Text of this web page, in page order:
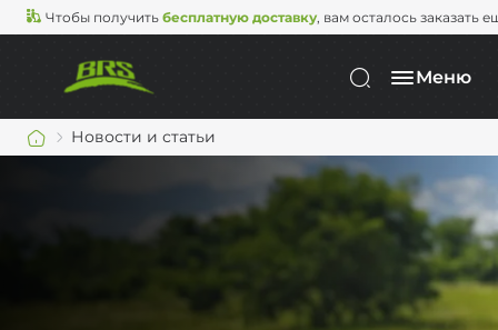
Чтобы получить бесплатную доставку, вам осталось заказать
Меню
Новости и статьи